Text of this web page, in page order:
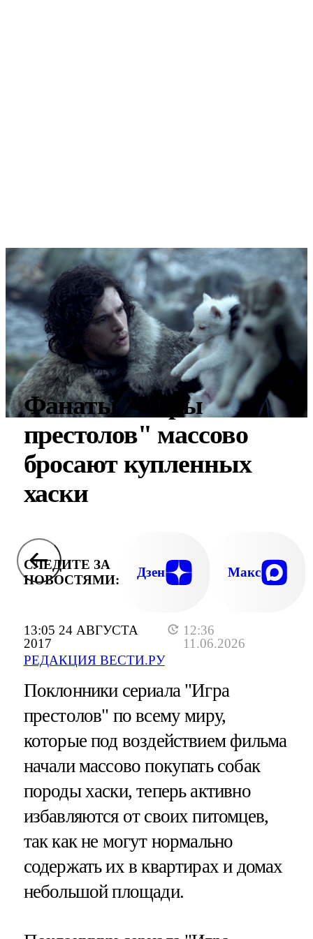
13:05 24 АВГУСТА
2017
12:36
11.06.2026
РЕДАКЦИЯ ВЕСТИ.РУ
Фанаты "Игры
престолов" массово
бросают купленных
хаски
СЛЕДИТЕ ЗА
НОВОСТЯМИ:
Дзен Макс
Поклонники сериала "Игра
престолов" по всему миру,
которые под воздействием фильма
начали массово покупать собак
породы хаски, теперь активно
избавляются от своих питомцев,
так как не могут нормально
содержать их в квартирах и домах
небольшой площади.